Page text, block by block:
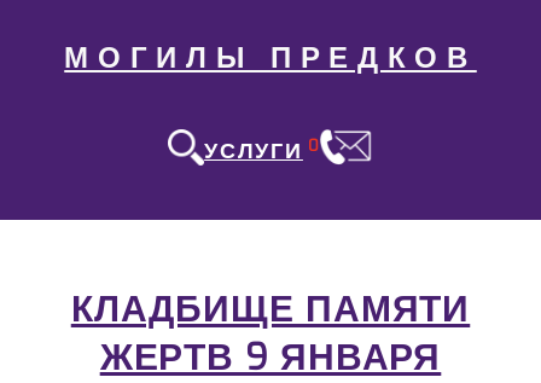
МОГИЛЫ ПРЕДКОВ
УСЛУГИ 0
КЛАДБИЩЕ ПАМЯТИ
ЖЕРТВ 9 ЯНВАРЯ